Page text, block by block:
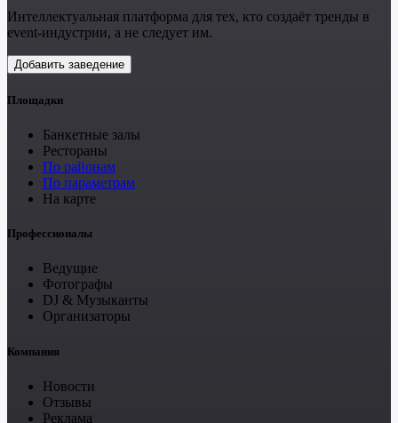
Интеллектуальная платформа для тех, кто создаёт тренды в
event-индустрии, а не следует им.
Добавить заведение
Площадки
Банкетные залы
Рестораны
По районам
По параметрам
На карте
Профессионалы
Ведущие
Фотографы
DJ & Музыканты
Организаторы
Компания
Новости
Отзывы
Реклама